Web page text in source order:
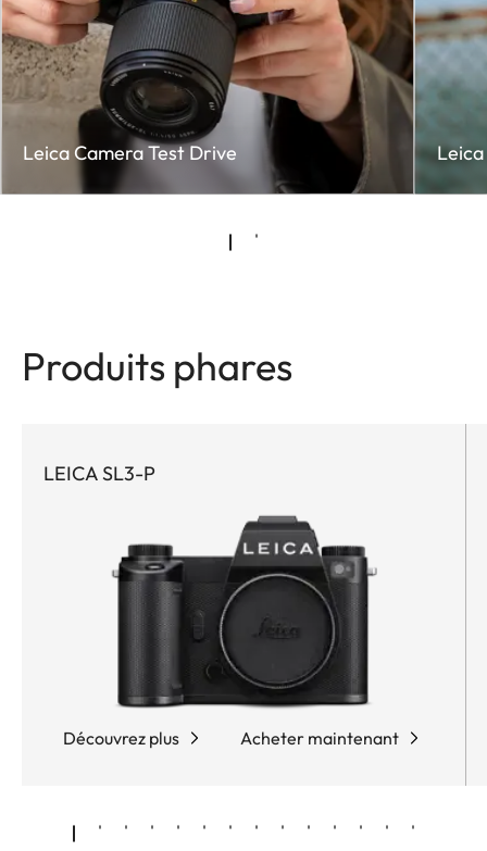
Leica Camera Test Drive Leica
Produits phares
LEICA SL3-P
Découvrez plus Acheter maintenant